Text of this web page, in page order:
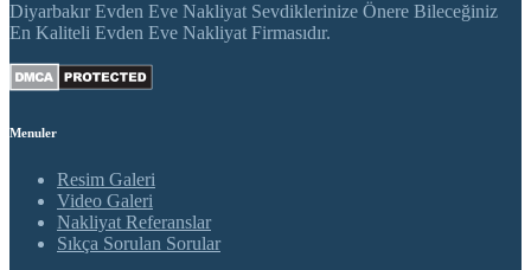
Diyarbakır Evden Eve Nakliyat Sevdiklerinize Önere Bileceğiniz
En Kaliteli Evden Eve Nakliyat Firmasıdır.
Menuler
Resim Galeri
Video Galeri
Nakliyat Referanslar
Sıkça Sorulan Sorular